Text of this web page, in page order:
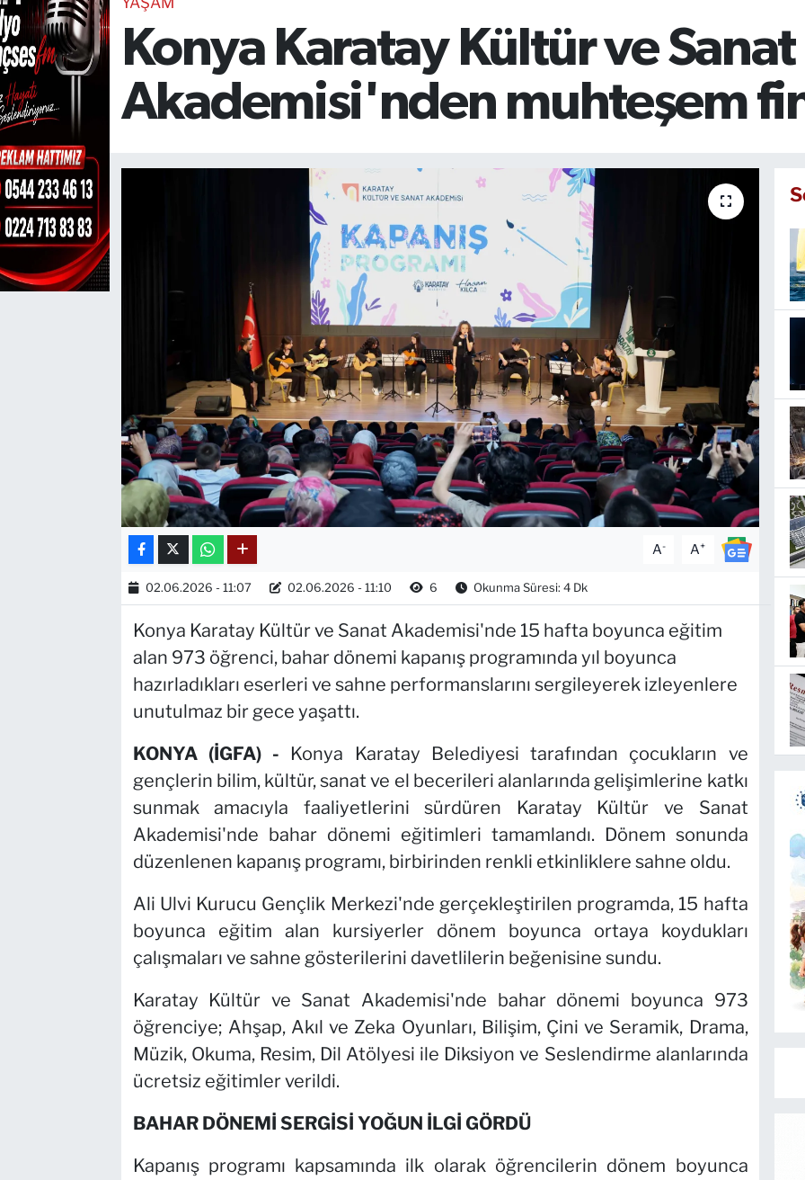
Konya Karatay Kültür ve Sanat
Akademisi'nden muhteşem
A- A+
02.06.2026 - 11:07 02.06.2026 - 11:10 6 Okunma Süresi: 4 Dk
Konya Karatay Kültür ve Sanat Akademisi'nde 15 hafta boyunca eğitim
alan 973 öğrenci, bahar dönemi kapanış programında yıl boyunca
hazırladıkları eserleri ve sahne performanslarını sergileyerek izleyenlere
unutulmaz bir gece yaşattı.
KONYA (İGFA) - Konya Karatay Belediyesi tarafından çocukların ve
gençlerin bilim, kültür, sanat ve el becerileri alanlarında gelişimlerine katkı
sunmak amacıyla faaliyetlerini sürdüren Karatay Kültür ve Sanat
Akademisi'nde bahar dönemi eğitimleri tamamlandı. Dönem sonunda
düzenlenen kapanış programı, birbirinden renkli etkinliklere sahne oldu.
Ali Ulvi Kurucu Gençlik Merkezi'nde gerçekleştirilen programda, 15 hafta
boyunca eğitim alan kursiyerler dönem boyunca ortaya koydukları
çalışmaları ve sahne gösterilerini davetlilerin beğenisine sundu.
Karatay Kültür ve Sanat Akademisi'nde bahar dönemi boyunca 973
öğrenciye; Ahşap, Akıl ve Zeka Oyunları, Bilişim, Çini ve Seramik, Drama,
Müzik, Okuma, Resim, Dil Atölyesi ile Diksiyon ve Seslendirme alanlarında
ücretsiz eğitimler verildi.
BAHAR DÖNEMİ SERGİSİ YOĞUN İLGİ GÖRDÜ
Kapanış programı kapsamında ilk olarak öğrencilerin dönem boyunca
TEKNOLOJİ
CANLI DİNLE
RESMİ İLANLAR
Gencsesfm Canlı Dinle